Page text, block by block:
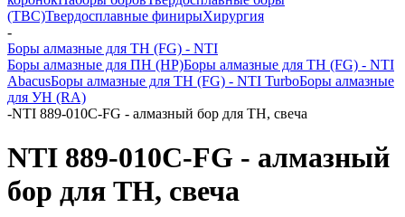
(ТВС)Твердосплавные финирыХирургия
-
Боры алмазные для ТН (FG) - NTI
Боры алмазные для ПН (HP)Боры алмазные для ТН (FG) - NTI
AbacusБоры алмазные для ТН (FG) - NTI TurboБоры алмазные
для УН (RA)
-NTI 889-010C-FG - алмазный бор для ТН, свеча
NTI 889-010C-FG - алмазный
бор для ТН, свеча